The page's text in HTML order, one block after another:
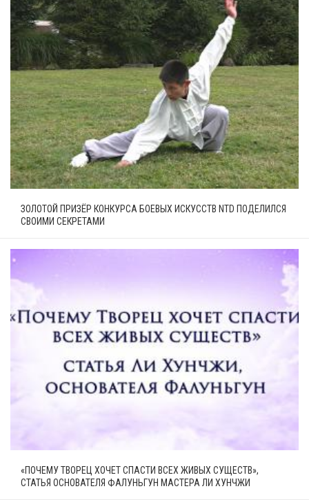
ЗОЛОТОЙ ПРИЗЁР КОНКУРСА БОЕВЫХ ИСКУССТВ NTD ПОДЕЛИЛСЯ
СВОИМИ СЕКРЕТАМИ
«ПОЧЕМУ ТВОРЕЦ ХОЧЕТ СПАСТИ ВСЕХ ЖИВЫХ СУЩЕСТВ»,
СТАТЬЯ ОСНОВАТЕЛЯ ФАЛУНЬГУН МАСТЕРА ЛИ ХУНЧЖИ